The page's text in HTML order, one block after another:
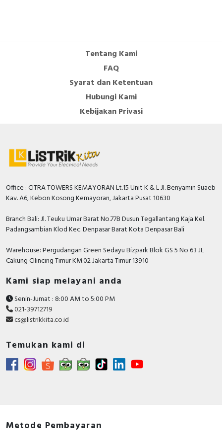
contacts as change-
0
With switched-off
indicator
TRUE
current setting
current Iu
Rated voltage
Adjustment range short-
term delayed short-
circuit release
60…1000 Ampere
Position of connection
for main current circuit
Front side
Rated short-circuit
400 V, 50 Hz
Number of poles 4
Adjustment range
Tentang Kami
FAQ
Syarat dan Ketentuan
Hubungi Kami
Kebijakan Privasi
Office : CITRA TOWERS KEMAYORAN Lt.15 Unit K & L Jl. Benyamin Suaeb
Kav. A6, Kebon Kosong Kemayoran, Jakarta Pusat 10630
Branch Bali: Jl. Teuku Umar Barat No.77B Dusun Tegallantang Kaja Kel.
Padangsambian Klod Kec. Denpasar Barat Kota Denpasar Bali
Warehouse: Pergudangan Green Sedayu Bizpark Blok GS 5 No 63 JL
Cakung CIlincing Timur KM.02 Jakarta Timur 13910
Kami siap melayani anda
Senin-Jumat : 8:00 AM to 5:00 PM
021-39712719
cs@listrikkita.co.id
Temukan kami di
Metode Pembayaran